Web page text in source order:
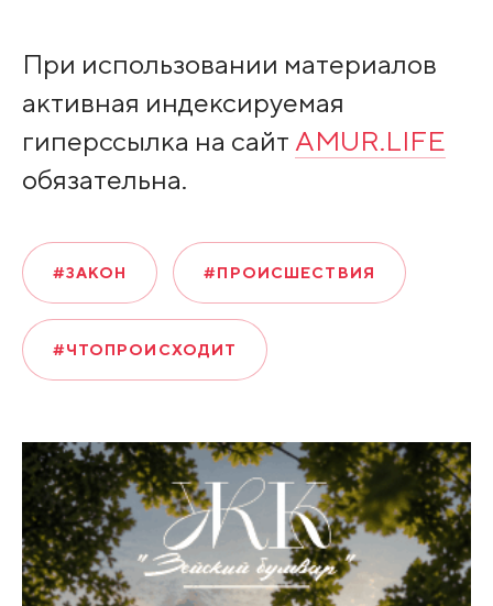
При использовании материалов
активная индексируемая
гиперссылка на сайт AMUR.LIFE
обязательна.
#ЗАКОН #ПРОИСШЕСТВИЯ
#ЧТОПРОИСХОДИТ